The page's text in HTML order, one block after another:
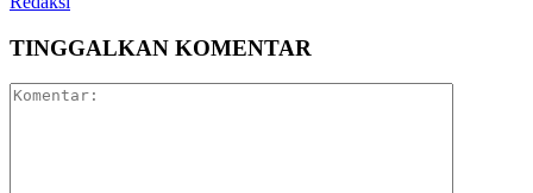
TINGGALKAN KOMENTAR